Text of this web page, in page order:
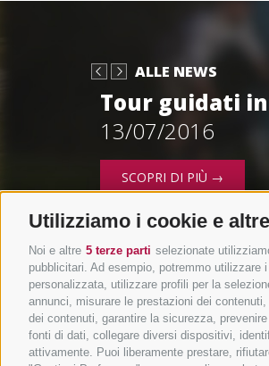
Utilizziamo i cookie e
Noi e altre 5 terze parti selezionate
pubblicitari. Ad esempio, potremmo
personalizzata, utilizzare profili per la
annunci, misurare le prestazioni dei
dei contenuti, garantire la sicurezza,
fonti di dati, collegare diversi dispositivi,
attivamente. Puoi liberamente prestare,
ALLE NEWS
Tour guidati
13/07/2016
SCOPRI DI PIÙ →